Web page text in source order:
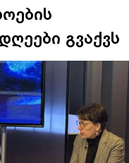
გვაქვს